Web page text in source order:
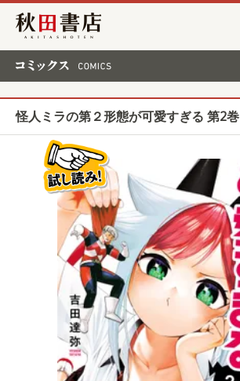
秋田書店
怪人ミラの第２形態が可愛すぎる 第2巻